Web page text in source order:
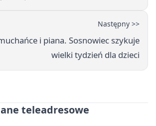
Następny >>
i piana. Sosnowiec szykuje
wielki tydzień dla dzieci
teleadresowe